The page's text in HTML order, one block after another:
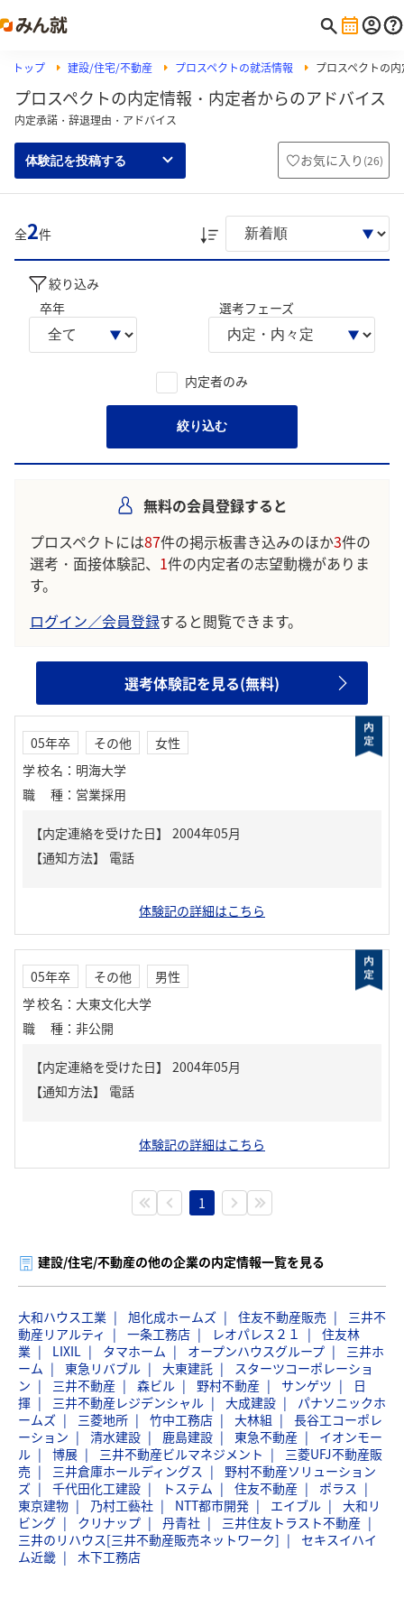
トップ 建設/住宅/不動産 プロスペクトの就活情報 プロスペクトの
プロスペクトの内定情報・内定者からのアドバイス
内定承諾・辞退理由・アドバイス
体験記を投稿する お気に入り (26)
全2件
絞り込み
卒年
選考フェーズ
内定者のみ
絞り込む
無料の会員登録すると
プロスペクトには87件の掲示板書き込みのほか3件の
選考・面接体験記、 1件の内定者の志望動機がありま
す。
ログイン／会員登録すると閲覧できます。
選考体験記を見る(無料)
05年卒 その他
女性
学校名 ： 明海大学
職種 ： 営業採用
【内定連絡を受けた日】
2004年05月
【通知方法】
電話
体験記の詳細はこちら
05年卒 その他
男性
学校名 ： 大東文化大学
職種 ： 非公開
【内定連絡を受けた日】
2004年05月
【通知方法】
電話
体験記の詳細はこちら
1
建設/住宅/不動産の他の企業の内定情報一覧を見る
大和ハウス工業 旭化成ホームズ 住友不動産販売
三井不
動産リアルティ
一条工務店 レオパレス２１
住友林
業
LIXIL タマホーム オープンハウスグループ
三井ホ
ーム
東急リバブル 大東建託
スターツコーポレーショ
ン
三井不動産 森ビル 野村不動産 サンゲツ
日
揮
三井不動産レジデンシャル 大成建設
パナソニックホ
ームズ
三菱地所 竹中工務店 大林組
長谷工コーポレ
ーション
清水建設 鹿島建設 東急不動産
イオンモー
ル
博展 三井不動産ビルマネジメント
三菱UFJ不動産販
売
三井倉庫ホールディングス
野村不動産ソリューション
ズ
千代田化工建設 トステム 住友不動産
ポラス
東京建物
乃村工藝社 NTT都市開発 エイブル
大和リ
ビング
クリナップ 丹青社
三井住友トラスト不動産
三井のリハウス[三井不動産販売ネットワーク]
セキスイハイ
ム近畿
木下工務店